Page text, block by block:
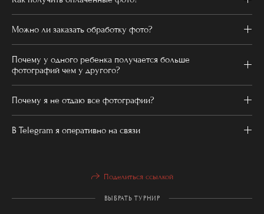
Можно ли заказать обработку фото?
Почему у одного ребенка получается больше
фотографий чем у другого?
Почему я не отдаю все фотографии?
В Telegram я оперативно на связи
Поделиться ссылкой
ВЫБРАТЬ ТУРНИР